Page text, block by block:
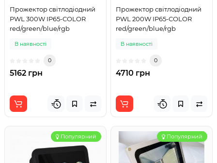
Прожектор світлодіодний
PWL 300W IP65-COLOR
red/green/blue/rgb
В наявності
0
5162 грн
Прожектор світлодіодний
PWL 200W IP65-COLOR
red/green/blue/rgb
В наявності
0
4710 грн
Популярний Популярний